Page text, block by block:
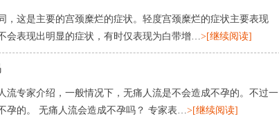
，这是主要的宫颈糜烂的症状。轻度宫颈糜烂的症状主要表现
会表现出明显的症状，有时仅表现为白带增…>[继续阅读]
流专家介绍，一般情况下，无痛人流是不会造成不孕的。不过一
孕的。 无痛人流会造成不孕吗？ 专家表…>[继续阅读]